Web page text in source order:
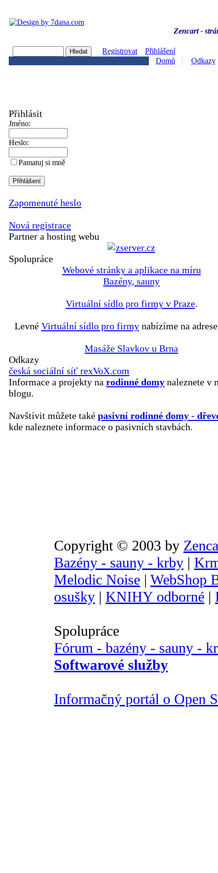
Zencart -
Registrovat
Přihlášení
Domů
Odkazy
Přihlásit
Jméno:
Heslo:
Pamatuj si mně
Zapomenuté heslo
Nová registrace
Partner a hosting webu
Spolupráce
Webové stránky a aplikace na míru
Bazény, sauny
Virtuální sídlo pro firmy v Praze.
Levné Virtuální sídlo pro firmynabízíme na
Masáže Slavkov u Brna
Odkazy
česká sociální síť rexVoX.com
Informace a projekty na rodinné domy naleznete v
blogu.
Navštívit můžete také pasivní rodinné domy -
kde naleznete informace o pasivních stavbách.
Copyright © 2003 by
Bazény - sauny - krby |
Melodic Noise | WebShop
osušky | KNIHY odborné |
Spolupráce
Fórum - bazény - sauny -
Softwarové služby
Informačný portál o Open